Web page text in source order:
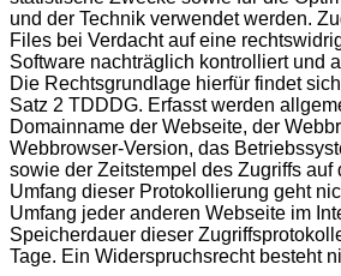
und der Technik verwendet werden.
Files bei Verdacht auf eine
Software nachträglich kontrolliert und
Die Rechtsgrundlage hierfür findet
Satz 2 TDDDG. Erfasst werden
Domainname der Webseite, der
Webbrowser-Version, das
sowie der Zeitstempel des Zugriffs auf
Umfang dieser Protokollierung geht
Umfang jeder anderen Webseite im
Speicherdauer dieser
Tage. Ein Widerspruchsrecht besteht